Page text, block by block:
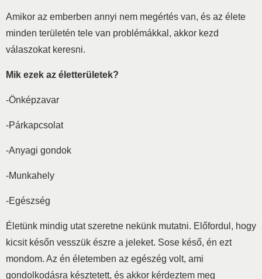
Amikor az emberben annyi nem megértés van, és az élete
minden területén tele van problémákkal, akkor kezd
válaszokat keresni.
Mik ezek az életterületek?
-Önképzavar
-Párkapcsolat
-Anyagi gondok
-Munkahely
-Egészség
Életünk mindig utat szeretne nekünk mutatni. Előfordul, hogy
kicsit későn vesszük észre a jeleket. Sose késő, én ezt
mondom. Az én életemben az egészég volt, ami
gondolkodásra késztetett, és akkor kérdeztem meg